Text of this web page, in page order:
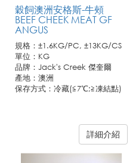
穀飼澳洲安格斯-牛頰
BEEF CHEEK MEAT GF
ANGUS
規格：±1.6KG/PC, ±13KG/CS
單位：KG
品牌：Jack's Creek 傑奎爾
產地：澳洲
保存方式：冷藏(≦7℃;≧凍結點)
詳細介紹